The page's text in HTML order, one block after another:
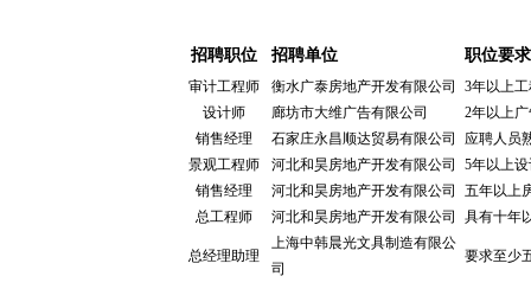
招聘职位 招聘单位 职位要求
审计工程师 衡水广泰房地产开发有限公司
3年以上
设计师
廊坊市大维广告有限公司
2年以上
销售经理
石家庄永昌顺达贸易有限公司
应聘人员
景观工程师
河北和昊房地产开发有限公司
5年以上
销售经理
河北和昊房地产开发有限公司
五年以上
总工程师
河北和昊房地产开发有限公司 具有十年
总经理助理
上海中韩晨光文具制造有限公
司
要求至少